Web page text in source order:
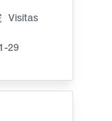
Visitas
29